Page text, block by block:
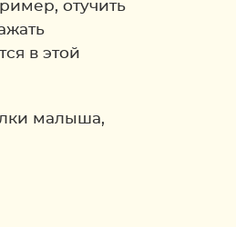
отучить
в этой
малыша,